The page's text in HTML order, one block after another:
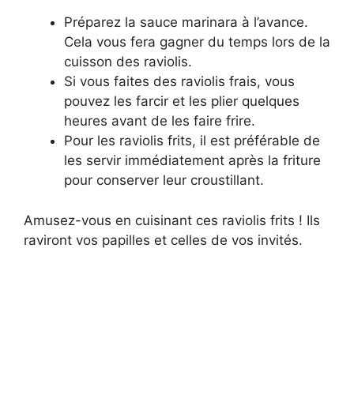
Préparez la sauce marinara à l’avance.
Cela vous fera gagner du temps lors de la
cuisson des raviolis.
Si vous faites des raviolis frais, vous
pouvez les farcir et les plier quelques
heures avant de les faire frire.
Pour les raviolis frits, il est préférable de
les servir immédiatement après la friture
pour conserver leur croustillant.
Amusez-vous en cuisinant ces raviolis frits ! Ils
raviront vos papilles et celles de vos invités.